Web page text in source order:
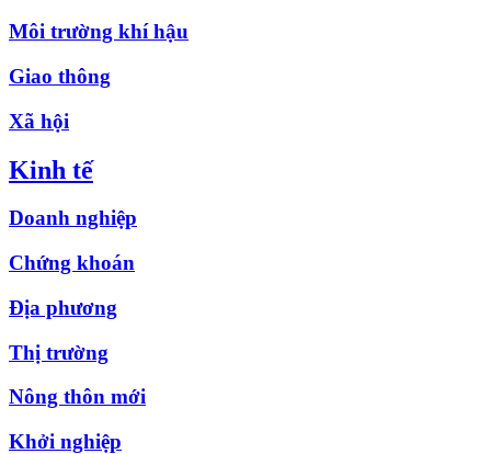
Môi trường khí hậu
Giao thông
Xã hội
Kinh tế
Doanh nghiệp
Chứng khoán
Địa phương
Thị trường
Nông thôn mới
Khởi nghiệp